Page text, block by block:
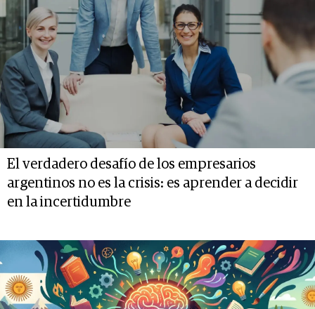
El verdadero desafío de los empresarios
argentinos no es la crisis: es aprender a decidir
en la incertidumbre